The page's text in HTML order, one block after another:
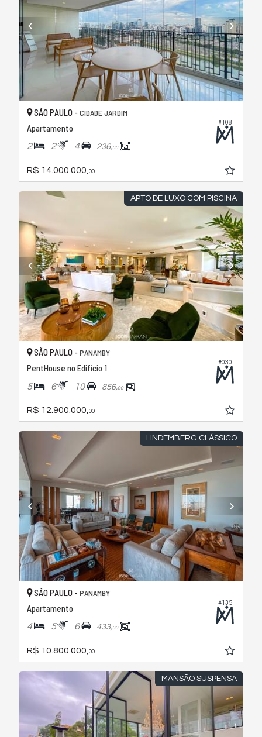
#108
SÃO PAULO - CIDADE JARDIM
Apartamento
2 2 4 236,00
R$ 14.000.000, 00
APTO DE LUXO COM PISCINA
#030
SÃO PAULO - PANAMBY
PentHouse no Edifício 1
5 6 10 856,00
R$ 12.900.000,00
LINDEMBERG CLÁSSICO
#135
SÃO PAULO - PANAMBY
Apartamento
4 5 6 433,00
R$ 10.800.000, 00
MANSÃO SUSPENSA